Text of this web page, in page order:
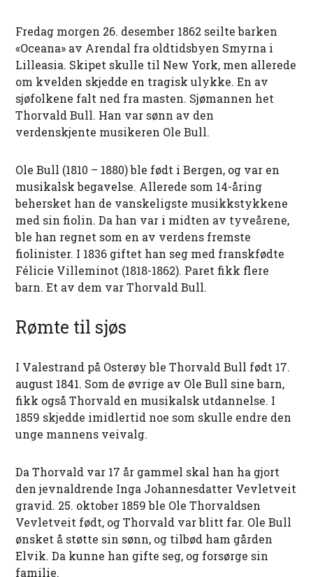
Fredag morgen 26. desember 1862 seilte barken
«Oceana» av Arendal fra oldtidsbyen Smyrna i
Lilleasia. Skipet skulle til New York, men allerede
om kvelden skjedde en tragisk ulykke. En av
sjøfolkene falt ned fra masten. Sjømannen het
Thorvald Bull. Han var sønn av den
verdenskjente musikeren Ole Bull.
Ole Bull (1810 – 1880) ble født i Bergen, og var en
musikalsk begavelse. Allerede som 14-åring
behersket han de vanskeligste musikkstykkene
med sin fiolin. Da han var i midten av tyveårene,
ble han regnet som en av verdens fremste
fiolinister. I 1836 giftet han seg med franskfødte
Félicie Villeminot (1818-1862). Paret fikk flere
barn. Et av dem var Thorvald Bull.
Rømte til sjøs
I Valestrand på Osterøy ble Thorvald Bull født 17.
august 1841. Som de øvrige av Ole Bull sine barn,
fikk også Thorvald en musikalsk utdannelse. I
1859 skjedde imidlertid noe som skulle endre den
unge mannens veivalg.
Da Thorvald var 17 år gammel skal han ha gjort
den jevnaldrende Inga Johannesdatter Vevletveit
gravid. 25. oktober 1859 ble Ole Thorvaldsen
Vevletveit født, og Thorvald var blitt far. Ole Bull
ønsket å støtte sin sønn, og tilbød ham gården
Elvik. Da kunne han gifte seg, og forsørge sin
familie.